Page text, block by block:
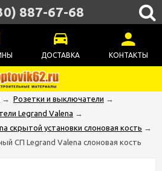
ДОСТАВКА КОНТАКТЫ
887-67-68
→ Розетки и выключатели →
Legrand Valena →
скрытой установки слоновая кость →
СП Legrand Valena слоновая кость